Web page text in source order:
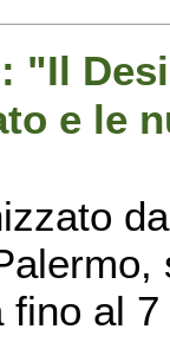
"Il
e le
al